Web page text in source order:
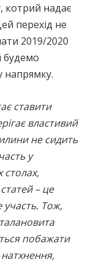
котрий надає
перехід не
2019/2020
будемо
ставити
властивий
не сидить
у
столах,
– це
участь. Тож,
побажати
натхнення,